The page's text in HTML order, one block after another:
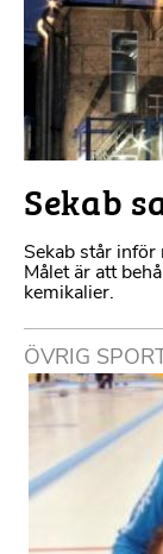
Sekab
Sekab står inför
Målet är att
kemikalier.
ÖVRIG